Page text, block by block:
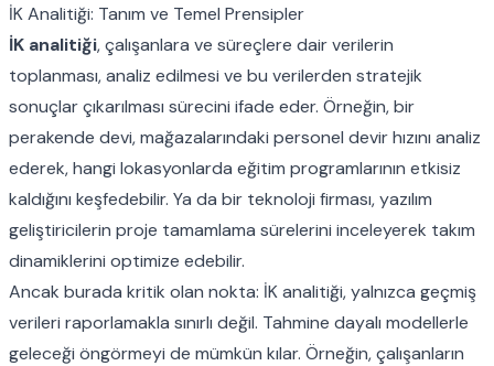
İK Analitiği: Tanım ve Temel Prensipler
İK analitiği, çalışanlara ve süreçlere dair verilerin
toplanması, analiz edilmesi ve bu verilerden stratejik
sonuçlar çıkarılması sürecini ifade eder. Örneğin, bir
perakende devi, mağazalarındaki personel devir hızını analiz
ederek, hangi lokasyonlarda eğitim programlarının etkisiz
kaldığını keşfedebilir. Ya da bir teknoloji firması, yazılım
geliştiricilerin proje tamamlama sürelerini inceleyerek takım
dinamiklerini optimize edebilir.
Ancak burada kritik olan nokta: İK analitiği, yalnızca geçmiş
verileri raporlamakla sınırlı değil. Tahmine dayalı modellerle
geleceği öngörmeyi de mümkün kılar. Örneğin, çalışanların